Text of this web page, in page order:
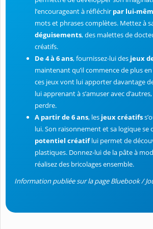
l’encourageant à réfléchir par lui-
mots et phrases complètes. Mettez à
déguisements, des malettes de
créatifs.
De 4 à 6 ans, fournissez-lui des jeux
maintenant qu’il commence de plus
ces jeux vont lui apporter davantage
lui apprenant à s’amuser avec
perdre.
A partir de 6 ans, les jeux créatifs
lui. Son raisonnement et sa logique se
potentiel créatiflui permet de
plastiques. Donnez-lui de la pâte à
réalisez des bricolages ensemble.
Information publiée sur la page Bluebook /